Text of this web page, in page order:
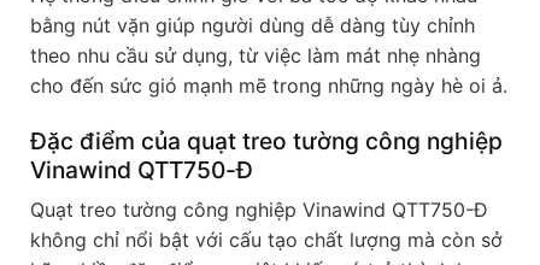
bằng nút vặn giúp người dùng dễ dàng tùy chỉnh
theo nhu cầu sử dụng, từ việc làm mát nhẹ nhàng
cho đến sức gió mạnh mẽ trong những ngày hè oi ả.
Đặc điểm của quạt treo tường công nghiệp
Vinawind QTT750-Đ
Quạt treo tường công nghiệp Vinawind QTT750-Đ
không chỉ nổi bật với cấu tạo chất lượng mà còn sở